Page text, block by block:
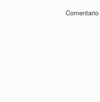
Comentario